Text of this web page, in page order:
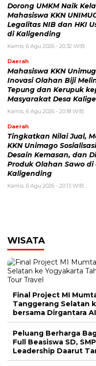
Dorong UMKM Naik
Mahasiswa KKN
Legalitas NIB dan HKI
di Kaligending
Kamis, 6 Agu 2026 - 20:32 WIB
Daerah
Mahasiswa KKN
Inovasi Olahan Biji
Tepung dan Kerupuk
Masyarakat Desa
Kamis, 6 Agu 2026 - 20:18 WIB
Daerah
Tingkatkan Nilai Jual,
KKN Unimago
Desain Kemasan, dan
Produk Olahan Sawo di
Kaligending
Kamis, 6 Agu 2026 - 20:13 WIB
WISATA
Final Project MI
Tanggerang Selatan
bersama Dirgantara
Peluang Berharga
Full Beasiswa SD,
Leadership Daarut